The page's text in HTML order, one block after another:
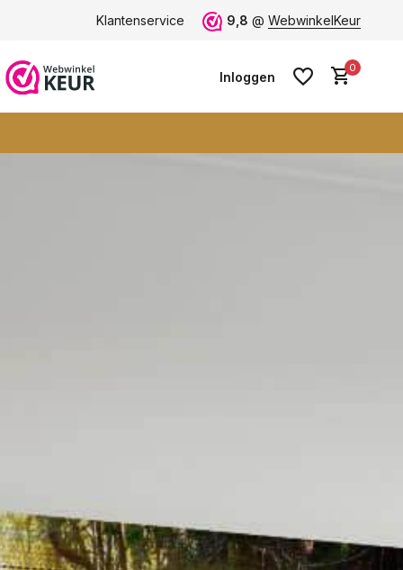
ruim 600+ wandkleden
Klantenservice 9,8 @ WebwinkelKeur
Inloggen
0